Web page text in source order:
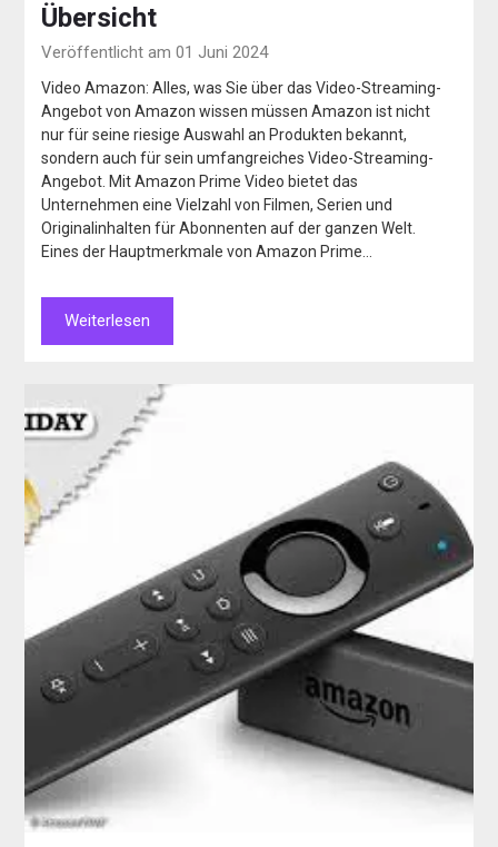
Übersicht
Veröffentlicht am 01 Juni 2024
Video Amazon: Alles, was Sie über das Video-Streaming-
Angebot von Amazon wissen müssen Amazon ist nicht
nur für seine riesige Auswahl an Produkten bekannt,
sondern auch für sein umfangreiches Video-Streaming-
Angebot. Mit Amazon Prime Video bietet das
Unternehmen eine Vielzahl von Filmen, Serien und
Originalinhalten für Abonnenten auf der ganzen Welt.
Eines der Hauptmerkmale von Amazon Prime…
Weiterlesen